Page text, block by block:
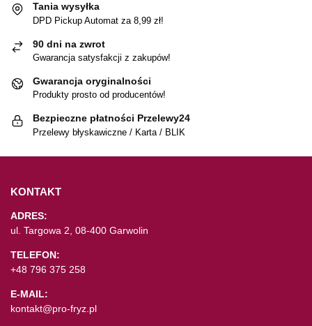
Tania wysyłka
DPD Pickup Automat za 8,99 zł!
90 dni na zwrot
Gwarancja satysfakcji z zakupów!
Gwarancja oryginalności
Produkty prosto od producentów!
Bezpieczne płatności Przelewy24
Przelewy błyskawiczne / Karta / BLIK
KONTAKT
ADRES:
ul. Targowa 2, 08-400 Garwolin
TELEFON:
+48 796 375 258
E-MAIL:
kontakt@pro-fryz.pl